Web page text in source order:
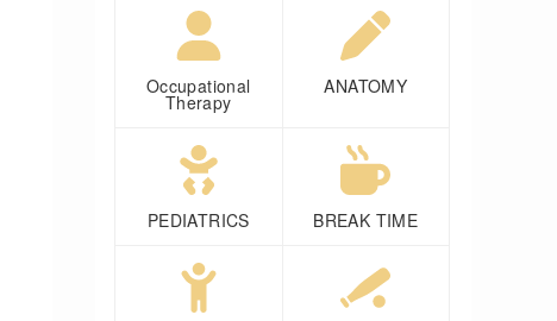
Occupational
Therapy
ANATOMY
PEDIATRICS BREAK TIME